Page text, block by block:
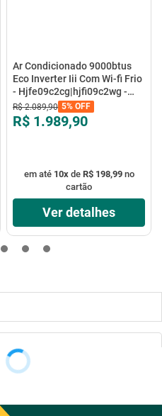
Ar Condicionado 9000btus
Eco Inverter Iii Com Wi-fi Frio
- Hjfe09c2cg|hjfi09c2wg -
Elgin
R$ 2.089,90 5% OFF
R$ 1.989,90
em até 10xde R$ 198,99no
cartão
Ver detalhes